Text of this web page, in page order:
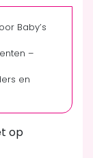
Baby’s
–
en
op